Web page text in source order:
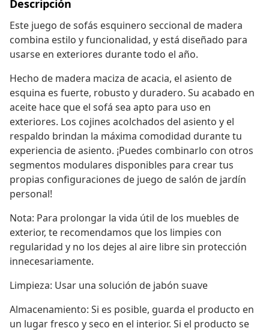
Descripción
Este juego de sofás esquinero seccional de madera
combina estilo y funcionalidad, y está diseñado para
usarse en exteriores durante todo el año.
Hecho de madera maciza de acacia, el asiento de
esquina es fuerte, robusto y duradero. Su acabado en
aceite hace que el sofá sea apto para uso en
exteriores. Los cojines acolchados del asiento y el
respaldo brindan la máxima comodidad durante tu
experiencia de asiento. ¡Puedes combinarlo con otros
segmentos modulares disponibles para crear tus
propias configuraciones de juego de salón de jardín
personal!
Nota: Para prolongar la vida útil de los muebles de
exterior, te recomendamos que los limpies con
regularidad y no los dejes al aire libre sin protección
innecesariamente.
Limpieza: Usar una solución de jabón suave
Almacenamiento: Si es posible, guarda el producto en
un lugar fresco y seco en el interior. Si el producto se